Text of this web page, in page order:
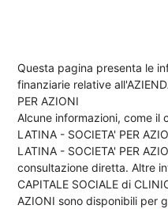
Questa pagina presenta le
finanziarie relative
PER AZIONI
Alcune informazioni, come il
LATINA - SOCIETA' PER
LATINA - SOCIETA' PER
consultazione diretta. Altre
CAPITALE SOCIALE di
AZIONI sono disponibili per